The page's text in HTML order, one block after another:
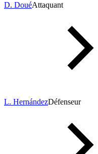
D. DouéAttaquant
L. HernándezDéfenseur